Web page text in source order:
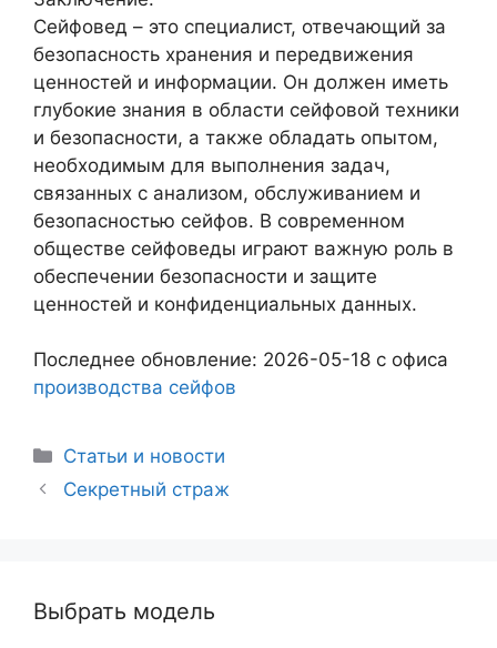
Сейфовед – это специалист, отвечающий за
безопасность хранения и передвижения
ценностей и информации. Он должен иметь
глубокие знания в области сейфовой техники
и безопасности, а также обладать опытом,
необходимым для выполнения задач,
связанных с анализом, обслуживанием и
безопасностью сейфов. В современном
обществе сейфоведы играют важную роль в
обеспечении безопасности и защите
ценностей и конфиденциальных данных.
Последнее обновление: 2026-05-18 с офиса
производства сейфов
Рубрики
Статьи и новости
Секретный страж
Выбрать модель